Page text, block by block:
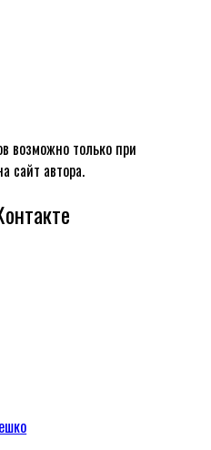
возможно только при
сайт автора.